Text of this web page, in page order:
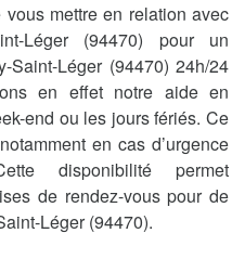
mettre en relation avec
Léger (94470) pour un
Saint-Léger (94470) 24h/24
en effet notre aide en
end ou les jours fériés. Ce
en cas d’urgence
disponibilité permet
de rendez-vous pour de
Léger (94470).